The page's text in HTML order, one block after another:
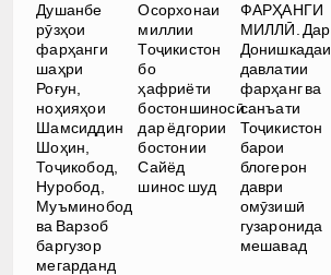
Душанбе
рӯзҳои
фарҳанги
шаҳри
Роғун,
ноҳияҳои
Шамсиддин
Шоҳин,
Тоҷикобод,
Нуробод,
Муъминобод
ва Варзоб
баргузор
мегарданд
Осорхонаи
миллии
Тоҷикистон
бо
ҳафриёти
бостоншиносӣ
дар ёдгории
бостонии
Сайёд
шинос шуд
ФАРҲАНГИ
МИЛЛӢ. Дар
Донишкадаи
давлатии
фарҳанг ва
санъати
Тоҷикистон
барои
блогерон
даври
омӯзишӣ
гузаронида
мешавад